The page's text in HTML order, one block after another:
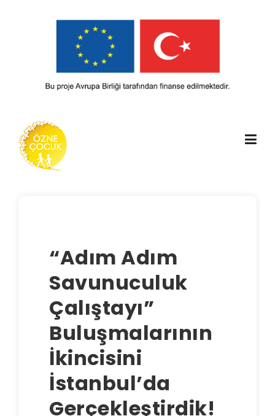
content
“Adım Adım
Savunuculuk
Çalıştayı”
Buluşmalarının
İkincisini
İstanbul’da
Gerçekleştirdik!